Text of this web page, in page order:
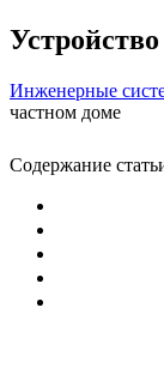
Инженерные
частном доме
Содержание